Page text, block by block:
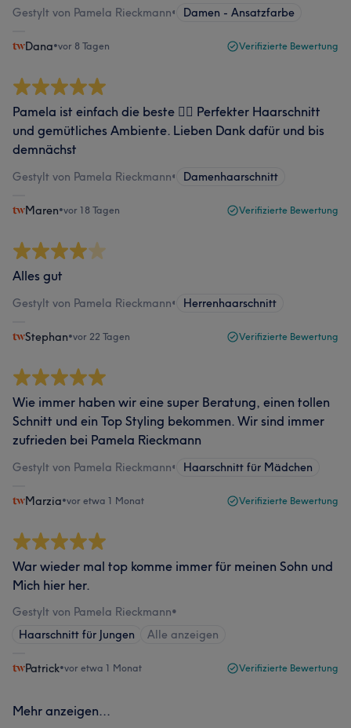
Gestylt von Pamela Rieckmann• Damen - Ansatzfarbe
Dana•vor 8 Tagen Verifizierte Bewertung
Pamela ist einfach die beste 💇‍♀️ Perfekter Haarschnitt
und gemütliches Ambiente. Lieben Dank dafür und bis
demnächst
Gestylt von Pamela Rieckmann• Damenhaarschnitt
Maren•vor 18 Tagen Verifizierte Bewertung
Alles gut
Gestylt von Pamela Rieckmann• Herrenhaarschnitt
Stephan•vor 22 Tagen Verifizierte Bewertung
Wie immer haben wir eine super Beratung, einen tollen
Schnitt und ein Top Styling bekommen. Wir sind immer
zufrieden bei Pamela Rieckmann
Gestylt von Pamela Rieckmann• Haarschnitt für Mädchen
Marzia•vor etwa 1 Monat Verifizierte Bewertung
War wieder mal top komme immer für meinen Sohn und
Mich hier her.
Gestylt von Pamela Rieckmann•
Haarschnitt für Jungen
Alle anzeigen
Patrick•vor etwa 1 Monat Verifizierte Bewertung
Mehr anzeigen...